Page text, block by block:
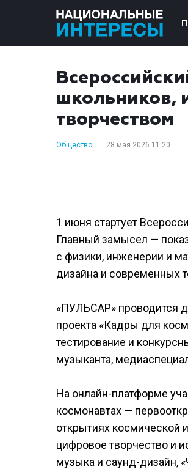
школьников,
творчеством
Общество 28 мая 2026 11:20
1 июня стартует
Главный замысел —
с физики, инженерии и
дизайна и современных
«ПУЛЬСАР» проводится
проекта «Кадры для
тестирование и
музыканта,
На онлайн-платформе
космонавтах —
открытиях космической
цифровое творчество и
музыка и саунд-дизайн,